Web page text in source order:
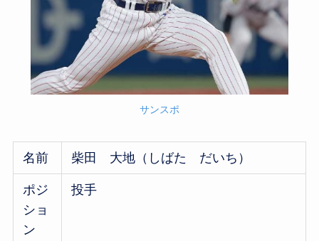
サンスポ
名前 柴田 大地（しばた だいち）
ポジ
ショ
ン
投手